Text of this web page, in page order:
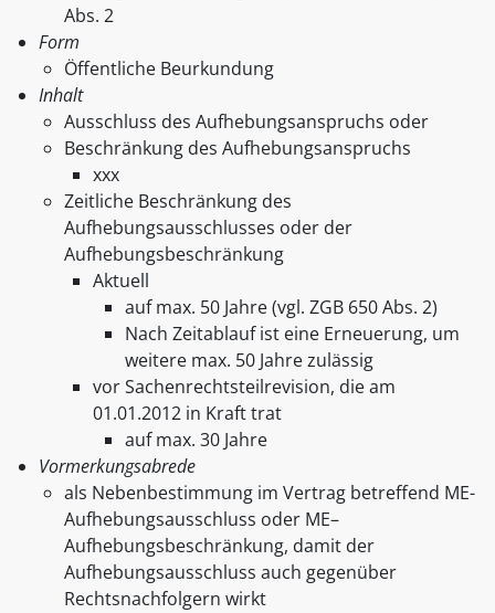
Abs. 2
Form
Öffentliche Beurkundung
Inhalt
Ausschluss des Aufhebungsanspruchs oder
Beschränkung des Aufhebungsanspruchs
xxx
Zeitliche Beschränkung des
Aufhebungsausschlusses oder der
Aufhebungsbeschränkung
Aktuell
auf max. 50 Jahre (vgl. ZGB 650 Abs. 2)
Nach Zeitablauf ist eine Erneuerung, um
weitere max. 50 Jahre zulässig
vor Sachenrechtsteilrevision, die am
01.01.2012 in Kraft trat
auf max. 30 Jahre
Vormerkungsabrede
als Nebenbestimmung im Vertrag betreffend ME-
Aufhebungsausschluss oder ME–
Aufhebungsbeschränkung, damit der
Aufhebungsausschluss auch gegenüber
Rechtsnachfolgern wirkt